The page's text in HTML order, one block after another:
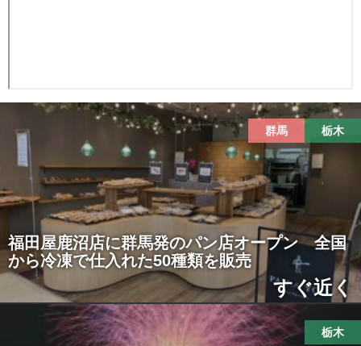
栃木
群馬
福田屋鹿沼店に群馬発のパン店オープン 全国
から冷凍で仕入れた50種類を販売
すぐ近く
栃木